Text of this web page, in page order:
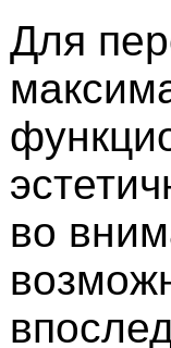
Для
во